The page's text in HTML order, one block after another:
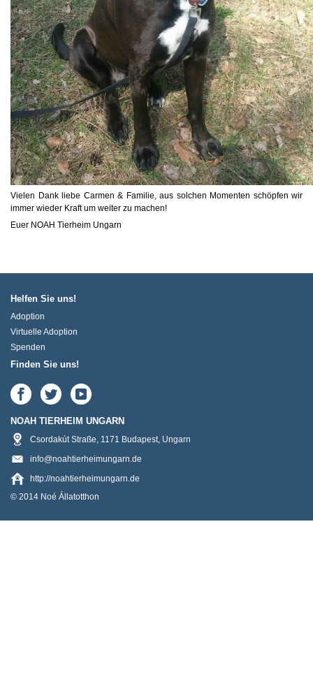
Vielen Dank liebe Carmen & Familie, aus solchen Momenten schöpfen wir
immer wieder Kraft um weiter zu machen!
Euer NOAH Tierheim Ungarn
Helfen Sie uns!
Adoption
Virtuelle Adoption
Spenden
Finden Sie uns!
NOAH TIERHEIM UNGARN
Csordakút Straße, 1171 Budapest, Ungarn
info@noahtierheimungarn.de
http://noahtierheimungarn.de
© 2014 Noé Állatotthon